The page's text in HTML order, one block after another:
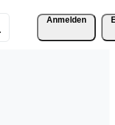
Anmelden